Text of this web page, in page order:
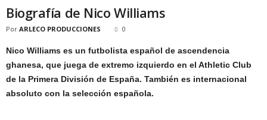
Biografía de Nico Williams
Por ARLECO PRODUCCIONES 0
Nico Williams es un futbolista español de ascendencia
ghanesa, que juega de extremo izquierdo en el Athletic Club
de la Primera División de España. También es internacional
absoluto con la selección española.​